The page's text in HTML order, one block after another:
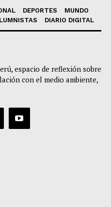
DEPORTES
MUNDO
DIARIO DIGITAL
espacio de reflexión sobre
con el medio ambiente,